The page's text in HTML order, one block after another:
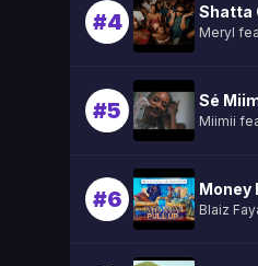
#4 Shatta
Meryl
#5 Sé
Miimii
#6 Money
Blaiz